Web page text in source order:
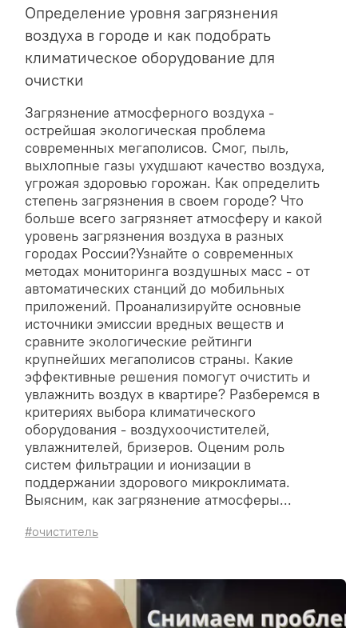
Определение уровня загрязнения
воздуха в городе и как подобрать
климатическое оборудование для
очистки
Загрязнение атмосферного воздуха -
острейшая экологическая проблема
современных мегаполисов. Смог, пыль,
выхлопные газы ухудшают качество воздуха,
угрожая здоровью горожан. Как определить
степень загрязнения в своем городе? Что
больше всего загрязняет атмосферу и какой
уровень загрязнения воздуха в разных
городах России?Узнайте о современных
методах мониторинга воздушных масс - от
автоматических станций до мобильных
приложений. Проанализируйте основные
источники эмиссии вредных веществ и
сравните экологические рейтинги
крупнейших мегаполисов страны. Какие
эффективные решения помогут очистить и
увлажнить воздух в квартире? Разберемся в
критериях выбора климатического
оборудования - воздухоочистителей,
увлажнителей, бризеров. Оценим роль
систем фильтрации и ионизации в
поддержании здорового микроклимата.
Выясним, как загрязнение атмосферы...
#очиститель